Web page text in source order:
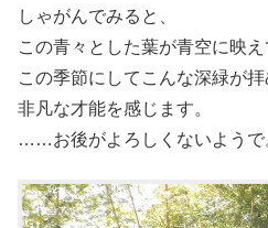
しゃがんでみると、
この青々とした葉が青空に映
この季節にしてこんな深緑が
非凡な才能を感じます。
……お後がよろしくないようで